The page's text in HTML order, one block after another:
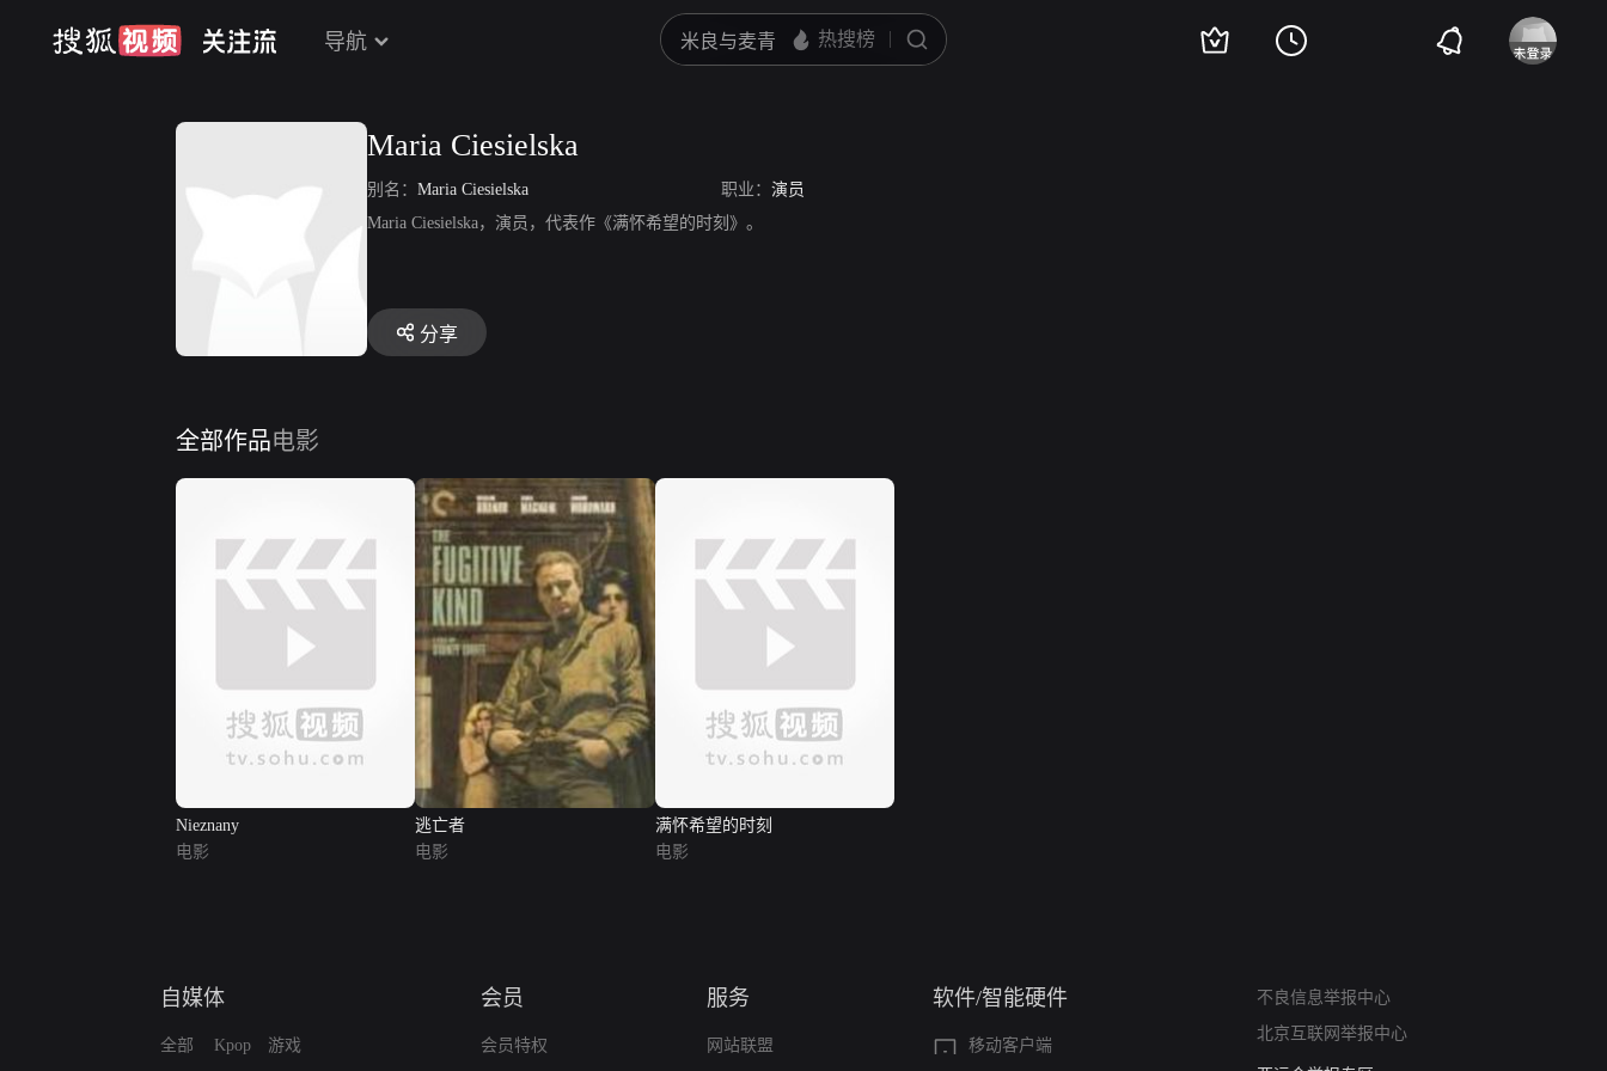
导航
Maria Ciesielska
别名： Maria Ciesielska 职业： 演员
Maria Ciesielska，演员，代表作《满怀希望的时刻》。
分享
全部作品电影
Nieznany
电影
逃亡者
电影
满怀希望的时刻
电影
自媒体
全部 Kpop 游戏
会员
会员特权
服务
网站联盟
软件/智能硬件
移动客户端
不良信息举报中心
北京互联网举报中心
12318 文化市场举报
算法推荐专项举报
亚运会举报专区